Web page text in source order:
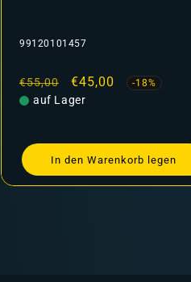
99120101457
Normaler
Preis
€55,00 Verkaufspreis
€45,00 -18%
auf Lager
In den Warenkorb legen